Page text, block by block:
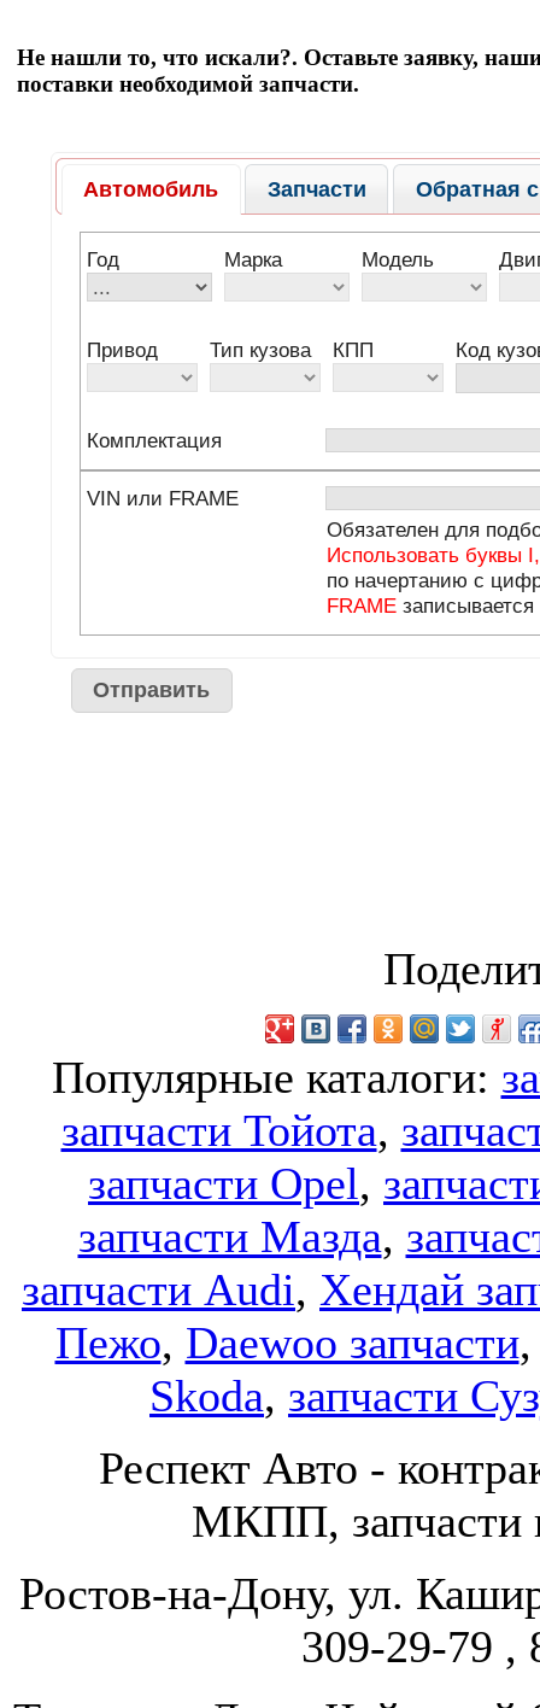
Не нашли то, что искали?. Оставьте заявку,
поставки необходимой запчасти.
Популярные каталоги:
запчасти Тойота,
запчасти Opel,
запчасти Мазда,
запчасти Audi, Хендай
Пежо, Daewoo запчасти
Skoda, запчасти
Респект Авто -
МКПП, запчасти
Ростов-на-Дону, ул.
309-29-79 ,